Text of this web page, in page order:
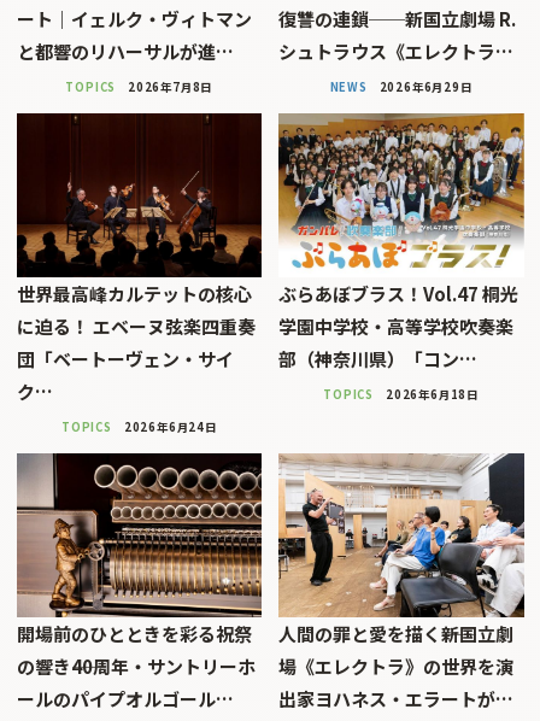
ート｜イェルク・ヴィトマン
と都響のリハーサルが進…
TOPICS 2026年7月8日
復讐の連鎖──新国立劇場 R.
シュトラウス《エレクトラ…
NEWS 2026年6月29日
世界最高峰カルテットの核心
に迫る！ エベーヌ弦楽四重奏
団「ベートーヴェン・サイ
ク…
TOPICS 2026年6月24日
ぶらあぼブラス！Vol.47 桐光
学園中学校・高等学校吹奏楽
部（神奈川県）「コン…
TOPICS 2026年6月18日
開場前のひとときを彩る祝祭
の響き――40周年・サントリーホ
ールのパイプオルゴール…
人間の罪と愛を描く――新国立劇
場《エレクトラ》の世界を演
出家ヨハネス・エラートが…